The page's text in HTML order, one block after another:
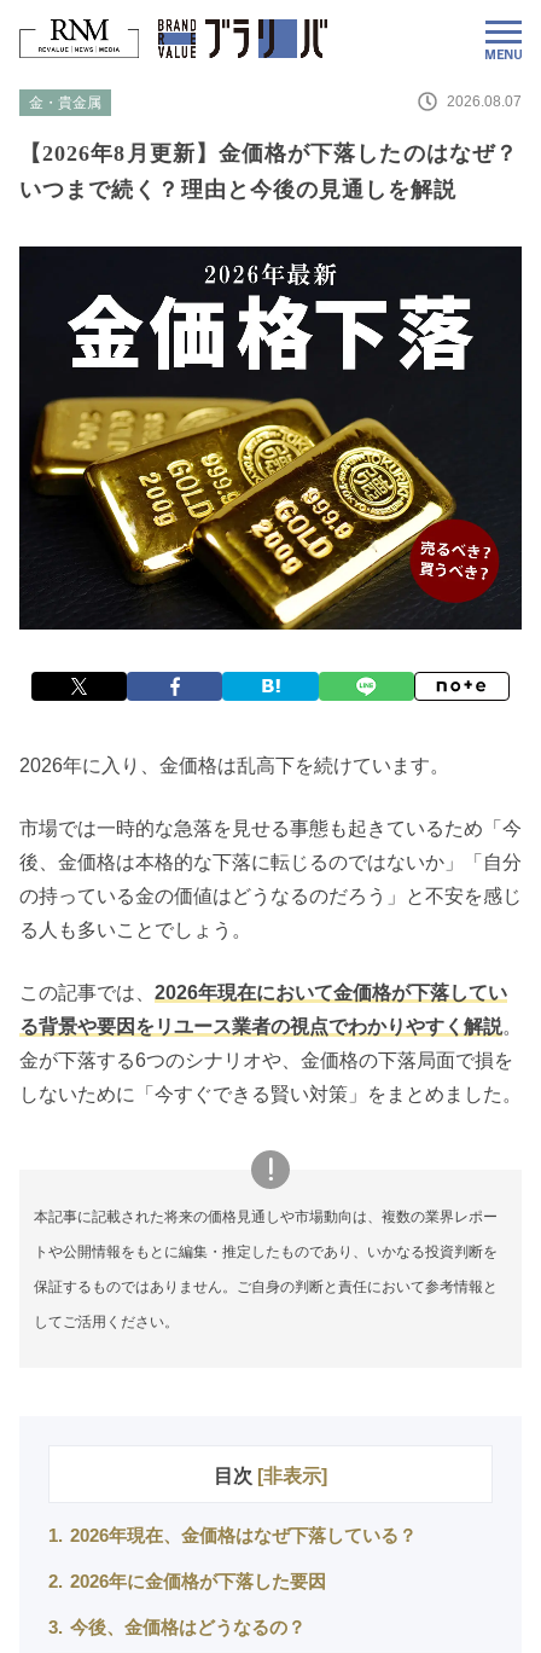
金・貴金属 2026.08.07
【2026年8月更新】金価格が下落したのはなぜ？
いつまで続く？理由と今後の見通しを解説
2026年に入り、金価格は乱高下を続けています。
市場では一時的な急落を見せる事態も起きているため「今
後、金価格は本格的な下落に転じるのではないか」「自分
の持っている金の価値はどうなるのだろう」と不安を感じ
る人も多いことでしょう。
この記事では、 2026年現在において金価格が下落してい
る背景や要因をリユース業者の視点でわかりやすく解説。
金が下落する6つのシナリオや、金価格の下落局面で損を
しないために「今すぐできる賢い対策」をまとめました。
本記事に記載された将来の価格見通しや市場動向は、複数の業界レポー
トや公開情報をもとに編集・推定したものであり、いかなる投資判断を
保証するものではありません。ご自身の判断と責任において参考情報と
してご活用ください。
目次 [非表示]
1 2026年現在、金価格はなぜ下落している？
2 2026年に金価格が下落した要因
3 今後、金価格はどうなるの？